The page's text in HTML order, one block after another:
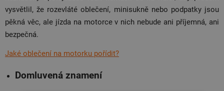
vysvětlil, že rozevláté oblečení, minisukně nebo podpatky jsou
pěkná věc, ale jízda na motorce v nich nebude ani příjemná, ani
bezpečná.
Jaké oblečení na motorku pořídit?
Domluvená znamení